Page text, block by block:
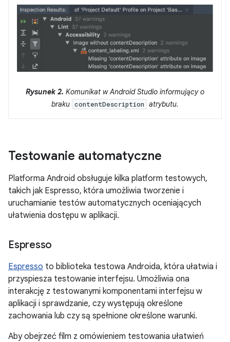
Rysunek 2. Komunikat w Android Studio informujący o
braku contentDescription atrybutu.
Testowanie automatyczne
Platforma Android obsługuje kilka platform testowych,
takich jak Espresso, która umożliwia tworzenie i
uruchamianie testów automatycznych oceniających
ułatwienia dostępu w aplikacji.
Espresso
Espresso to biblioteka testowa Androida, która ułatwia i
przyspiesza testowanie interfejsu. Umożliwia ona
interakcję z testowanymi komponentami interfejsu w
aplikacji i sprawdzanie, czy występują określone
zachowania lub czy są spełnione określone warunki.
Aby obejrzeć film z omówieniem testowania ułatwień